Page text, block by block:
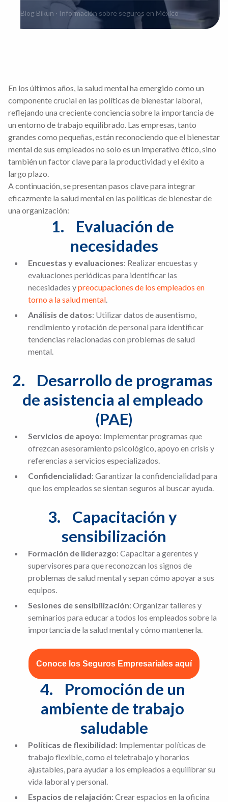
Blog Bikun · Información sobre seguros en México
En los últimos años, la salud mental ha emergido como un
componente crucial en las políticas de bienestar laboral,
reflejando una creciente conciencia sobre la importancia de
un entorno de trabajo equilibrado. Las empresas, tanto
grandes como pequeñas, están reconociendo que el bienestar
mental de sus empleados no solo es un imperativo ético, sino
también un factor clave para la productividad y el éxito a
largo plazo.
A continuación, se presentan pasos clave para integrar
eficazmente la salud mental en las políticas de bienestar de
una organización:
1.	Evaluación de
necesidades
Encuestas y evaluaciones: Realizar encuestas y
evaluaciones periódicas para identificar las
necesidades ypreocupaciones de los empleados en
torno a la salud mental.
Análisis de datos: Utilizar datos de ausentismo,
rendimiento y rotación de personal para identificar
tendencias relacionadas con problemas de salud
mental.
2.	Desarrollo de programas
de asistencia al empleado
(PAE)
Servicios de apoyo: Implementar programas que
ofrezcan asesoramiento psicológico, apoyo en crisis y
referencias a servicios especializados.
Confidencialidad: Garantizar la confidencialidad para
que los empleados se sientan seguros al buscar ayuda.
3.	Capacitación y
sensibilización
Formación de liderazgo: Capacitar a gerentes y
supervisores para que reconozcan los signos de
problemas de salud mental y sepan cómo apoyar a sus
equipos.
Sesiones de sensibilización: Organizar talleres y
seminarios para educar a todos los empleados sobre la
importancia de la salud mental y cómo mantenerla.
Conoce los Seguros Empresariales aquí
4.	Promoción de un
ambiente de trabajo
saludable
Políticas de flexibilidad: Implementar políticas de
trabajo flexible, como el teletrabajo y horarios
ajustables, para ayudar a los empleados a equilibrar su
vida laboral y personal.
Espacios de relajación: Crear espacios en la oficina